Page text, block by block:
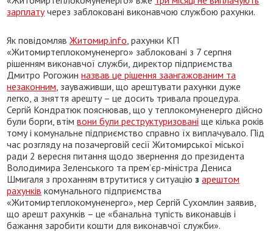
зарплатучерез заблоковані виконавчою службою рахунки.
Як повідомлявЖитомир.info , рахунки КП
«Житомиртеплокомуненерго» заблоковані з 7 серпня
рішенням виконавчої служби, директор підприємства
Дмитро Рогожинназвав це рішення заангажованим та
незаконним , зауваживши, що арештувати рахунки дуже
легко, а зняття арешту – це досить тривала процедура.
Сергій Кондратюк пояснював, що у теплокомуненерго дійсно
були борги, втімвони були реструктуризовані ще кілька років
тому і комунальне підприємство справно їх виплачувало. Під
час розгляду на позачерговій сесії Житомирської міської
ради 2 вересня питання щодо звернення до президента
Володимира Зеленського та прем’єр-міністра Дениса
Шмигаля з проханням втрутитися у ситуацію зарештом
рахунків комунального підприємства
«Житомиртеплокомуненерго», мер Сергій Сухомлин заявив,
що арешт рахунків – це «банальна тупість виконавців і
бажання заробити кошти для виконавчої служби».